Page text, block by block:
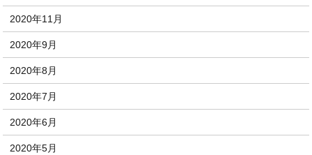
2020年11月
2020年9月
2020年8月
2020年7月
2020年6月
2020年5月